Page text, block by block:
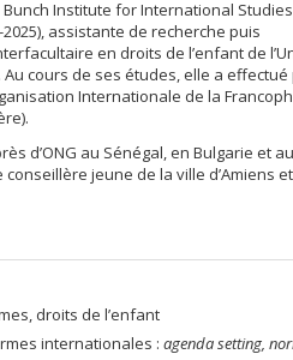
Institute for International Studies
assistante de recherche puis
en droits de l’enfant de
cours de ses études, elle a
Internationale de la
d’ONG au Sénégal, en Bulgarie et
jeune de la ville d’Amiens
droits de l’enfant
internationales : agenda setting,